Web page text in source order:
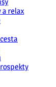
a relax